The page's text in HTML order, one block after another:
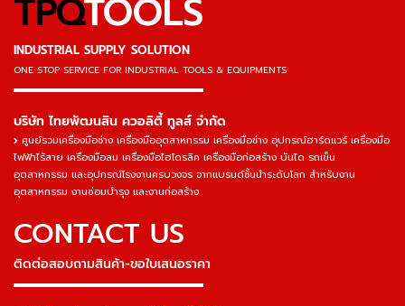
TPQTOOLS
INDUSTRIAL SUPPLY SOLUTION
ONE STOP SERVICE FOR INDUSTRIAL TOOLS & EQUIPMENTS
▬▬▬▬▬▬▬▬▬▬▬▬▬▬▬
บริษัท ไทยพัฒนสิน ควอลิตี้ ทูลส์ จำกัด
ศูนย์รวมเครื่องมือช่าง เครื่องมืออุตสาหกรรม เครื่องมือช่าง อุปกรณ์ฮาร์ดแวร์ เครื่องมือ
ไฟฟ้าไร้สาย เครื่องมือลม เครื่องมือไฮโดรลิค เครื่องมือก่อสร้าง บันได รถเข็น
อุตสาหกรรม และอุปกรณ์โรงงานครบวงจร จากแบรนด์ชั้นนำระดับโลก สำหรับงาน
อุตสาหกรรม งานซ่อมบำรุง และงานก่อสร้าง
CONTACT US
ติดต่อสอบถามสินค้า-ขอใบเสนอราคา
▬▬▬▬▬▬▬▬▬▬▬▬▬▬▬